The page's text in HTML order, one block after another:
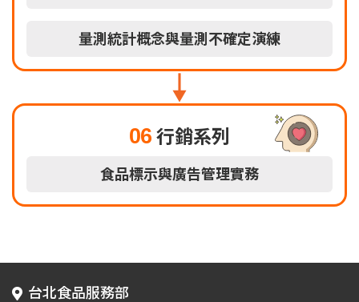
量測統計概念與量測不確定演練
06 行銷系列
食品標示與廣告管理實務
台北食品服務部